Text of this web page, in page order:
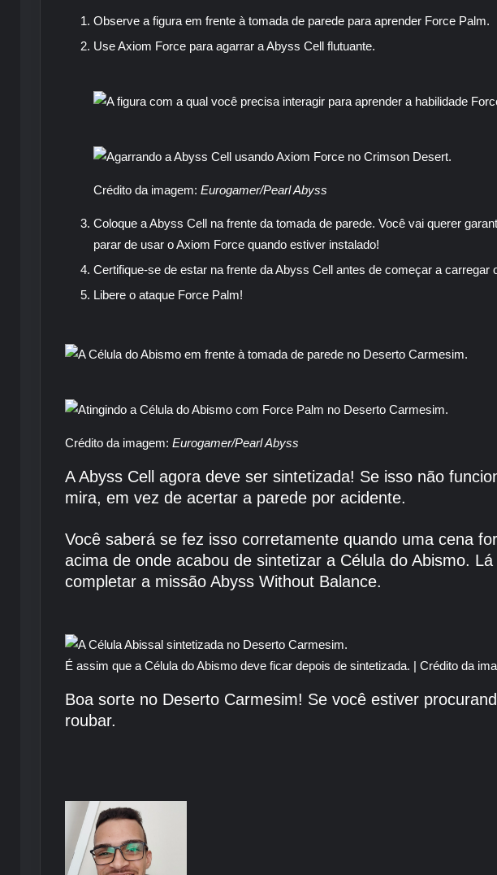
Observe a figura em frente à tomada de parede para aprender Force Palm.
Use Axiom Force para agarrar a Abyss Cell flutuante.
Crédito da imagem: Eurogamer/Pearl Abyss
Coloque a Abyss Cell na frente da tomada de parede. Você vai querer
parar de usar o Axiom Force quando estiver instalado!
Certifique-se de estar na frente da Abyss Cell antes de começar a carregar
Libere o ataque Force Palm!
Crédito da imagem: Eurogamer/Pearl Abyss
A Abyss Cell agora deve ser sintetizada! Se isso não
mira, em vez de acertar a parede por acidente.
Você saberá se fez isso corretamente quando uma cena
acima de onde acabou de sintetizar a Célula do Abismo.
completar a missão Abyss Without Balance.
É assim que a Célula do Abismo deve ficar depois de sintetizada. | Crédito da
Boa sorte no Deserto Carmesim! Se você estiver
roubar.